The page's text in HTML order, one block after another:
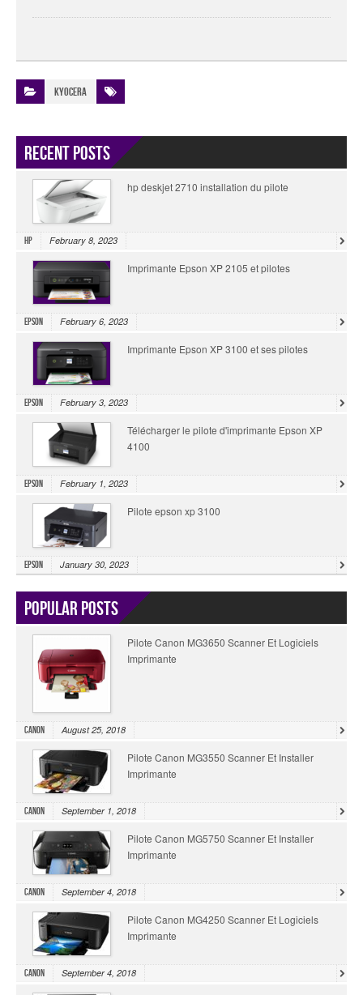
Kyocera
Recent Posts
hp deskjet 2710 installation du pilote
HP February 8, 2023
Imprimante Epson XP 2105 et pilotes
Epson February 6, 2023
Imprimante Epson XP 3100 et ses pilotes
Epson February 3, 2023
Télécharger le pilote d'imprimante Epson XP
4100
Epson February 1, 2023
Pilote epson xp 3100
Epson January 30, 2023
Popular Posts
Pilote Canon MG3650 Scanner Et Logiciels
Imprimante
Canon August 25, 2018
Pilote Canon MG3550 Scanner Et Installer
Imprimante
Canon September 1, 2018
Pilote Canon MG5750 Scanner Et Installer
Imprimante
Canon September 4, 2018
Pilote Canon MG4250 Scanner Et Logiciels
Imprimante
Canon September 4, 2018